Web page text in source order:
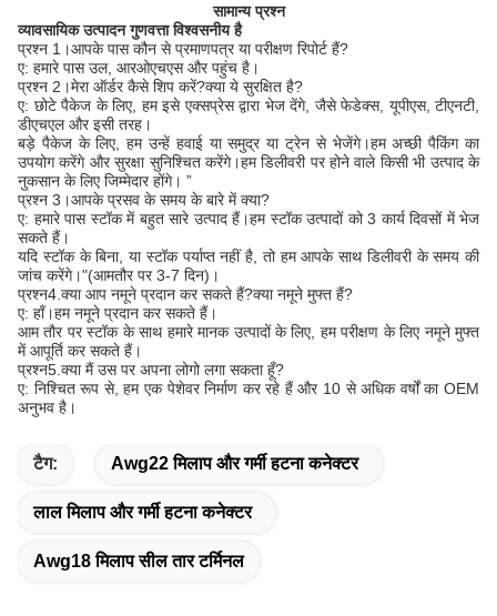
सामान्य प्रश्न
व्यावसायिक उत्पादन गुणवत्ता विश्वसनीय है
प्रश्न 1।आपके पास कौन से प्रमाणपत्र या परीक्षण रिपोर्ट हैं?
ए: हमारे पास उल, आरओएचएस और पहुंच है।
प्रश्न 2।मेरा ऑर्डर कैसे शिप करें?क्या ये सुरक्षित है?
ए: छोटे पैकेज के लिए, हम इसे एक्सप्रेस द्वारा भेज देंगे, जैसे फेडेक्स, यूपीएस, टीएनटी,
डीएचएल और इसी तरह।
बड़े पैकेज के लिए, हम उन्हें हवाई या समुद्र या ट्रेन से भेजेंगे।हम अच्छी पैकिंग का
उपयोग करेंगे और सुरक्षा सुनिश्चित करेंगे।हम डिलीवरी पर होने वाले किसी भी उत्पाद के
नुकसान के लिए जिम्मेदार होंगे। ”
प्रश्न 3।आपके प्रसव के समय के बारे में क्या?
ए: हमारे पास स्टॉक में बहुत सारे उत्पाद हैं।हम स्टॉक उत्पादों को 3 कार्य दिवसों में भेज
सकते हैं।
यदि स्टॉक के बिना, या स्टॉक पर्याप्त नहीं है, तो हम आपके साथ डिलीवरी के समय की
जांच करेंगे।"(आमतौर पर 3-7 दिन)।
प्रश्न4.क्या आप नमूने प्रदान कर सकते हैं?क्या नमूने मुफ्त हैं?
ए: हाँ।हम नमूने प्रदान कर सकते हैं।
आम तौर पर स्टॉक के साथ हमारे मानक उत्पादों के लिए, हम परीक्षण के लिए नमूने मुफ्त
में आपूर्ति कर सकते हैं।
प्रश्न5.क्या मैं उस पर अपना लोगो लगा सकता हूँ?
ए: निश्चित रूप से, हम एक पेशेवर निर्माण कर रहे हैं और 10 से अधिक वर्षों का OEM
अनुभव है।
टैग: Awg22 मिलाप और गर्मी हटना कनेक्टर
लाल मिलाप और गर्मी हटना कनेक्टर
Awg18 मिलाप सील तार टर्मिनल